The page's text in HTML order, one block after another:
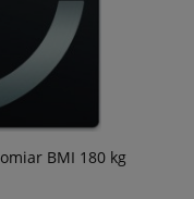
BMI 180 kg